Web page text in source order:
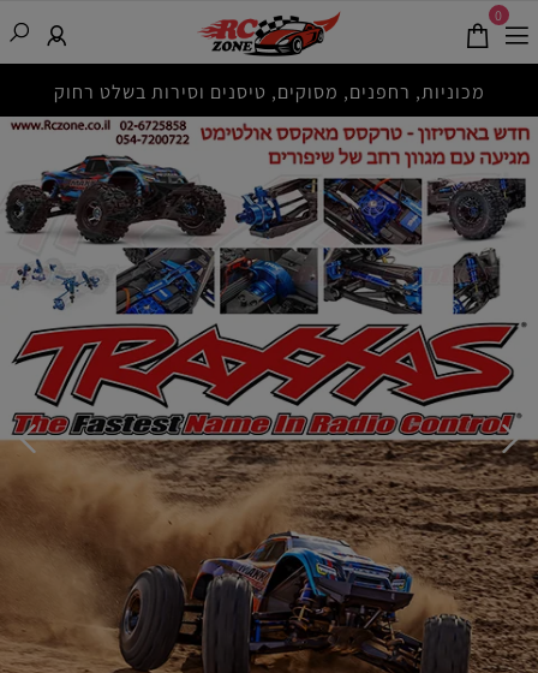
מכוניות, רחפנים, מסוקים, טיסנים וסירות בשלט רחוק
0